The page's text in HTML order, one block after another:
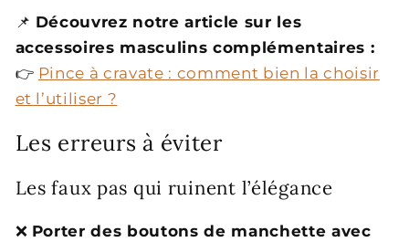
📌 Découvrez notre article sur les
accessoires masculins complémentaires :
👉 Pince à cravate : comment bien la choisir
et l’utiliser ?
Les erreurs à éviter
Les faux pas qui ruinent l’élégance
❌ Porter des boutons de manchette avec